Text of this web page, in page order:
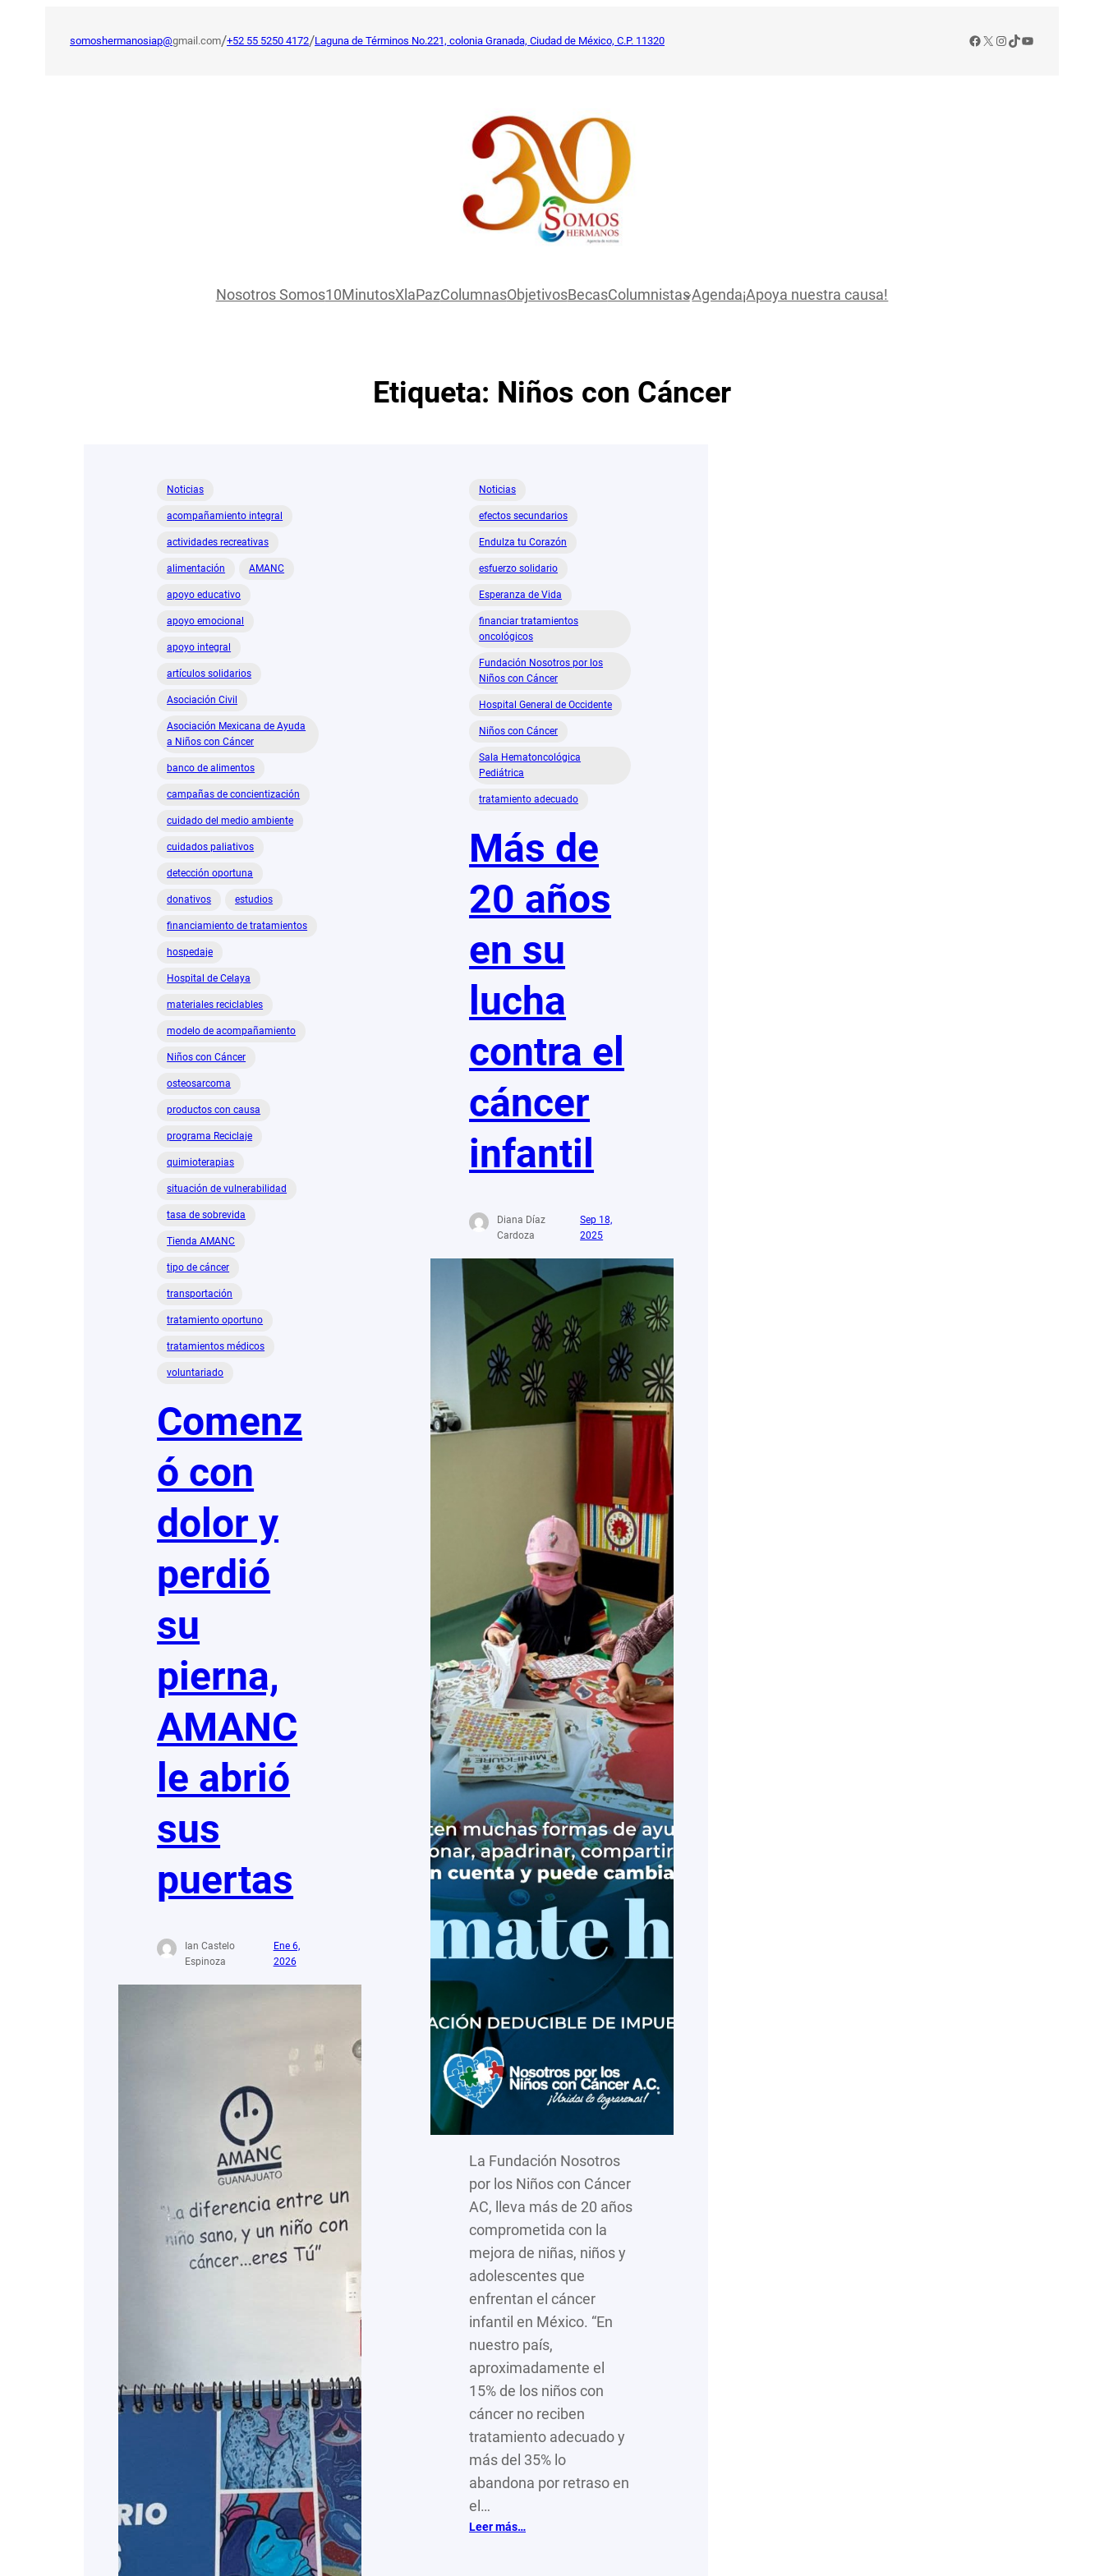
somoshermanosiap@gmail.com/+52 55 5250 4172/Laguna de Términos No.221, colonia Granada, Ciudad de México, C.P. 11320 Facebook
X Instagram
TikTok
YouTube
Nosotros Somos10MinutosXlaPazColumnasObjetivosBecasColumnistasAgenda¡Apoya nuestra causa!
Etiqueta: Niños con Cáncer
Noticias
acompañamiento integral
actividades recreativas
alimentación AMANC
apoyo educativo
apoyo emocional
apoyo integral
artículos solidarios
Asociación Civil
Asociación Mexicana de Ayuda
a Niños con Cáncer
banco de alimentos
campañas de concientización
cuidado del medio ambiente
cuidados paliativos
detección oportuna
donativos estudios
financiamiento de tratamientos
hospedaje
Hospital de Celaya
materiales reciclables
modelo de acompañamiento
Niños con Cáncer
osteosarcoma
productos con causa
programa Reciclaje
quimioterapias
situación de vulnerabilidad
tasa de sobrevida
Tienda AMANC
tipo de cáncer
transportación
tratamiento oportuno
tratamientos médicos
voluntariado
Comenz
ó con
dolor y
perdió
su
pierna,
AMANC
le abrió
sus
puertas
Ian Castelo
Espinoza
Ene 6,
2026
Noticias
efectos secundarios
Endulza tu Corazón
esfuerzo solidario
Esperanza de Vida
financiar tratamientos
oncológicos
Fundación Nosotros por los
Niños con Cáncer
Hospital General de Occidente
Niños con Cáncer
Sala Hematoncológica
Pediátrica
tratamiento adecuado
Más de
20 años
en su
lucha
contra el
cáncer
infantil
Diana Díaz
Cardoza
Sep 18,
2025
La Fundación Nosotros
por los Niños con Cáncer
AC, lleva más de 20 años
comprometida con la
mejora de niñas, niños y
adolescentes que
enfrentan el cáncer
infantil en México. “En
nuestro país,
aproximadamente el
15% de los niños con
cáncer no reciben
tratamiento adecuado y
más del 35% lo
abandona por retraso en
el…
Leer más…